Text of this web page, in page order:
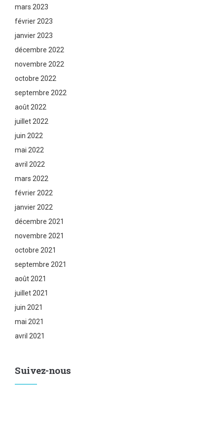
mars 2023
février 2023
janvier 2023
décembre 2022
novembre 2022
octobre 2022
septembre 2022
août 2022
juillet 2022
juin 2022
mai 2022
avril 2022
mars 2022
février 2022
janvier 2022
décembre 2021
novembre 2021
octobre 2021
septembre 2021
août 2021
juillet 2021
juin 2021
mai 2021
avril 2021
Suivez-nous